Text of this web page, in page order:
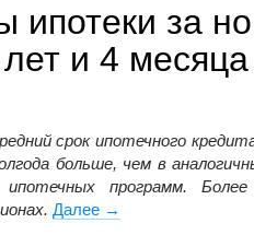
ипотеки за
и 4 месяца
срок ипотечного
больше, чем в
ипотечных программ.
Далее Срок выплаты
→